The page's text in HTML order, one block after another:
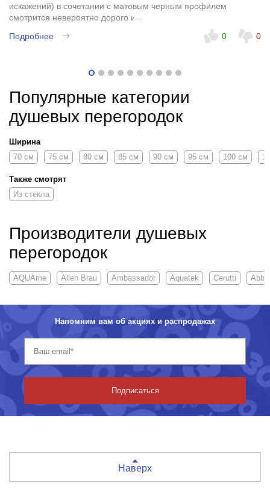
искажений) в сочетании с матовым черным профилем
смотрится невероятно дорого и стильно. Визуально не
перегружает пространство, ванная сразу стала выглядеть как в
дизайнерском журнале. Полотно тяжелое, увесистое, качество
Подробнее 0 0
Популярные категории
душевых перегородок
Ширина
70 см
75 см 80 см 85 см 90 см 95 см 100 см
Также смотрят
Из стекла
Производители душевых
перегородок
AQUAme Allen Brau Ambassador Aquatek Cerutti
Напомним вам об акциях и распродажах
Подписаться
Наверх